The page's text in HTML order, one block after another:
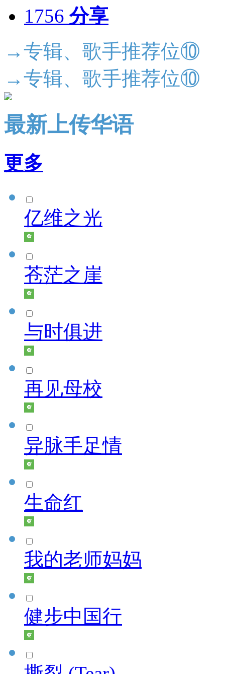
1756 分享
→专辑、歌手推荐位⑩
→专辑、歌手推荐位⑩
最新上传华语
更多
亿维之光
苍茫之崖
与时俱进
再见母校
异脉手足情
生命红
我的老师妈妈
健步中国行